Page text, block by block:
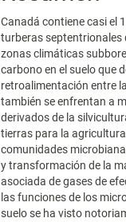
Canadá contiene casi el
turberas septentrionales
zonas climáticas
carbono en el suelo que
retroalimentación entre
también se enfrentan a
derivados de la
tierras para la
comunidades
y transformación de la
asociada de gases de
las funciones de los
suelo se ha visto